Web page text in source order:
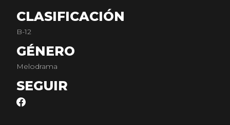
CLASIFICACIÓN
B-12
GÉNERO
Melodrama
SEGUIR